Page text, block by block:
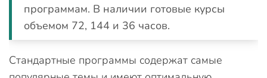
программам. В наличии готовые курсы
объемом 72, 144 и 36 часов.
Стандартные программы содержат самые